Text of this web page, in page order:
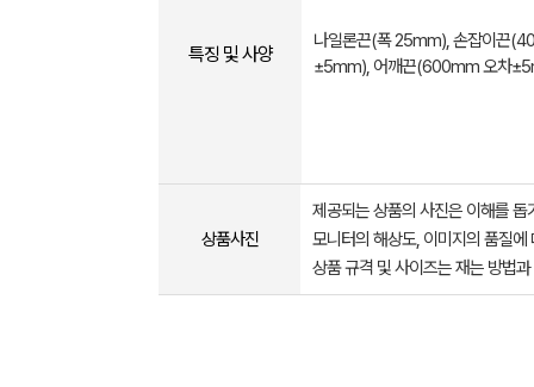
특징 및 사양
나일론끈(폭 25mm), 손잡이끈
±5mm), 어깨끈(600mm 오차
상품사진
제공되는 상품의 사진은 이해를
모니터의 해상도, 이미지의 품질
상품 규격 및 사이즈는 재는 방법